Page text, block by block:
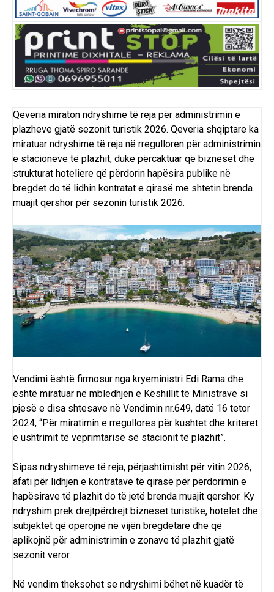
Qeveria miraton ndryshime të reja për administrimin e
plazheve gjatë sezonit turistik 2026. Qeveria shqiptare ka
miratuar ndryshime të reja në rregulloren për administrimin
e stacioneve të plazhit, duke përcaktuar që bizneset dhe
strukturat hoteliere që përdorin hapësira publike në
bregdet do të lidhin kontratat e qirasë me shtetin brenda
muajit qershor për sezonin turistik 2026.
Vendimi është firmosur nga kryeministri Edi Rama dhe
është miratuar në mbledhjen e Këshillit të Ministrave si
pjesë e disa shtesave në Vendimin nr.649, datë 16 tetor
2024, “Për miratimin e rregullores për kushtet dhe kriteret
e ushtrimit të veprimtarisë së stacionit të plazhit”.
Sipas ndryshimeve të reja, përjashtimisht për vitin 2026,
afati për lidhjen e kontratave të qirasë për përdorimin e
hapësirave të plazhit do të jetë brenda muajit qershor. Ky
ndryshim prek drejtpërdrejt bizneset turistike, hotelet dhe
subjektet që operojnë në vijën bregdetare dhe që
aplikojnë për administrimin e zonave të plazhit gjatë
sezonit veror.
Në vendim theksohet se ndryshimi bëhet në kuadër të